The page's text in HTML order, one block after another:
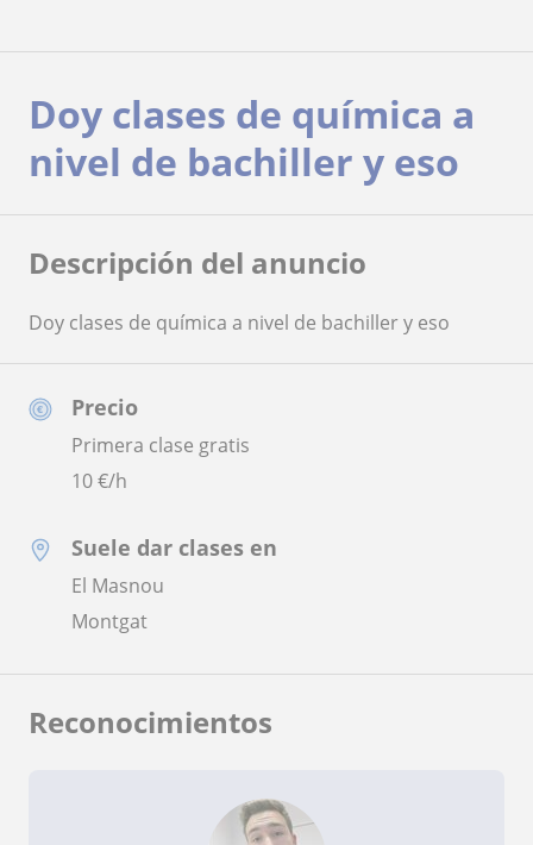
Precio
Primera clase gratis
10€/h
Suele dar clases en
El Masnou
Montgat
Doy clases de química a
nivel de bachiller y eso
Descripción del anuncio
Doy clases de química a nivel de bachiller y eso
Reconocimientos